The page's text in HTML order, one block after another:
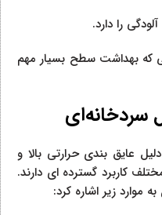
را دارد.
که بهداشت سطح بسیار مهم
سردخانه‌ای
عایق‌ بندی حرارتی بالا و
کاربرد گسترده‌ ای دارند.
موارد زیر اشاره کرد: